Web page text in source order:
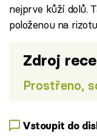
nejprve kůží dolů.
položenou na
Zdroj
Prostřeno,
Vstoupit do